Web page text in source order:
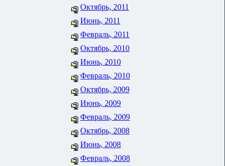
Октябрь, 2011
Июнь, 2011
Февраль, 2011
Октябрь, 2010
Июнь, 2010
Февраль, 2010
Октябрь, 2009
Июнь, 2009
Февраль, 2009
Октябрь, 2008
Июнь, 2008
Февраль, 2008